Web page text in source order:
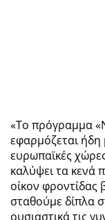
«Το πρόγραμμα
εφαρμόζεται ήδη
ευρωπαϊκές
καλύψει τα κενά
οίκον
σταθούμε δίπλα
ουσιαστικά τις